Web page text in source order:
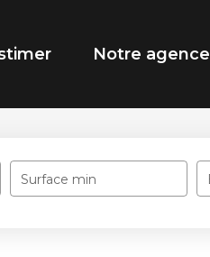
Notre agence
Surface min